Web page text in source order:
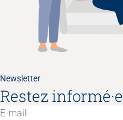
Newsletter
Restez informé·e